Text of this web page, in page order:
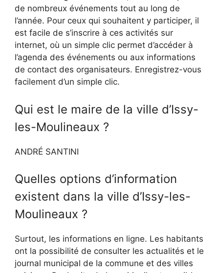
de nombreux événements tout au long de
l’année. Pour ceux qui souhaitent y participer, il
est facile de s’inscrire à ces activités sur
internet, où un simple clic permet d’accéder à
l’agenda des événements ou aux informations
de contact des organisateurs. Enregistrez-vous
facilement d’un simple clic.
Qui est le maire de la ville d’Issy-
les-Moulineaux ?
ANDRÉ SANTINI
Quelles options d’information
existent dans la ville d’Issy-les-
Moulineaux ?
Surtout, les informations en ligne. Les habitants
ont la possibilité de consulter les actualités et le
journal municipal de la commune et des villes